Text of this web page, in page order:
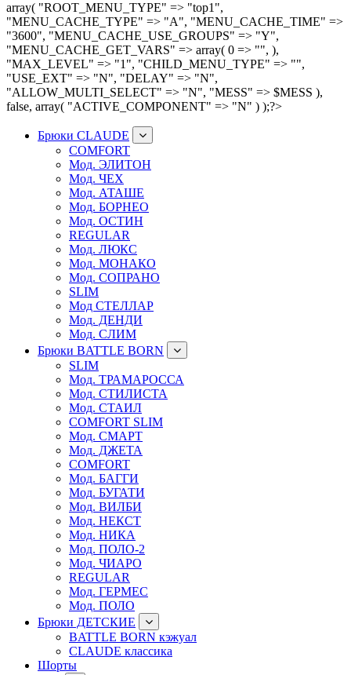
array( "ROOT_MENU_TYPE" => "top1",
"MENU_CACHE_TYPE" => "A", "MENU_CACHE_TIME" =>
"3600", "MENU_CACHE_USE_GROUPS" => "Y",
"MENU_CACHE_GET_VARS" => array( 0 => "", ),
"MAX_LEVEL" => "1", "CHILD_MENU_TYPE" => "",
"USE_EXT" => "N", "DELAY" => "N",
"ALLOW_MULTI_SELECT" => "N", "MESS" => $MESS ),
false, array( "ACTIVE_COMPONENT" => "N" ) );?>
Брюки CLAUDE
COMFORT
Мод. ЭЛИТОН
Мод. ЧЕХ
Мод. АТАШЕ
Мод. БОРНЕО
Мод. ОСТИН
REGULAR
Мод. ЛЮКС
Мод. МОНАКО
Мод. СОПРАНО
SLIM
Мод СТЕЛЛАР
Мод. ДЕНДИ
Мод. СЛИМ
Брюки BATTLE BORN
SLIM
Мод. ТРАМАРОССА
Мод. СТИЛИСТА
Мод. СТАИЛ
COMFORT SLIM
Мод. СМАРТ
Мод. ДЖЕТА
COMFORT
Мод. БАГГИ
Мод. БУГАТИ
Мод. ВИЛБИ
Мод. НЕКСТ
Мод. НИКА
Мод. ПОЛО-2
Мод. ЧИАРО
REGULAR
Мод. ГЕРМЕС
Мод. ПОЛО
Брюки ДЕТСКИЕ
BATTLE BORN кэжуал
CLAUDE классика
Шорты